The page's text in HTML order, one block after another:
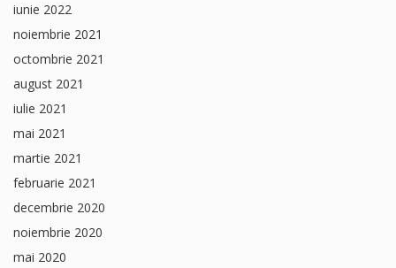
iunie 2022
noiembrie 2021
octombrie 2021
august 2021
iulie 2021
mai 2021
martie 2021
februarie 2021
decembrie 2020
noiembrie 2020
mai 2020